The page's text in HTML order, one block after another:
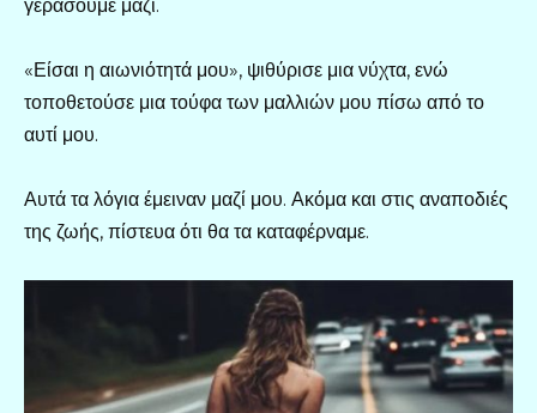
γεράσουμε μαζί.
«Είσαι η αιωνιότητά μου», ψιθύρισε μια νύχτα, ενώ
τοποθετούσε μια τούφα των μαλλιών μου πίσω από το
αυτί μου.
Αυτά τα λόγια έμειναν μαζί μου. Ακόμα και στις αναποδιές
της ζωής, πίστευα ότι θα τα καταφέρναμε.